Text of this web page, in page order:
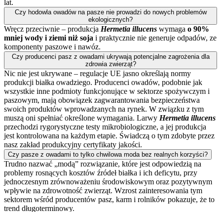
lat.
Czy hodowla owadów na pasze nie prowadzi do nowych problemów
ekologicznych?
Wręcz przeciwnie – produkcja Hermetia illucens wymaga o 90%
mniej wody i ziemi niż soja i praktycznie nie generuje odpadów, ze
komponenty paszowe i nawóz.
Czy producenci pasz z owadami ukrywają potencjalne zagrożenia dla
zdrowia zwierząt?
Nic nie jest ukrywane – regulacje UE jasno określają normy
produkcji białka owadziego. Producenci owadów, podobnie jak
wszystkie inne podmioty funkcjonujące w sektorze spożywczym i
paszowym, mają obowiązek zagwarantowania bezpieczeństwa
swoich produktów wprowadzanych na rynek. W związku z tym
muszą oni spełniać określone wymagania. Larwy Hermetia illucens
przechodzi rygorystyczne testy mikrobiologiczne, a jej produkcja
jest kontrolowana na każdym etapie. Świadczą o tym zdobyte przez
nasz zakład produkcyjny certyfikaty jakości.
Czy pasze z owadami to tylko chwilowa moda bez realnych korzyści?
Trudno nazwać „modą” rozwiązanie, które jest odpowiedzią na
problemy rosnących kosztów źródeł białka i ich deficytu, przy
jednoczesnym zrównoważeniu środowiskowym oraz pozytywnym
wpływie na zdrowotność zwierząt. Wzrost zainteresowania tym
sektorem wśród producentów pasz, karm i rolników pokazuje, że to
trend długoterminowy.